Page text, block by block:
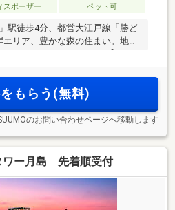
スポーザー ペット可
駅徒歩4分、都営大江戸線「勝ど
リア、豊かな森の住まい。地上
ロジェクト(注1)。30.23m
2
もらう(無料)
のお問い合わせページへ移動します
ワー月島 先着順受付